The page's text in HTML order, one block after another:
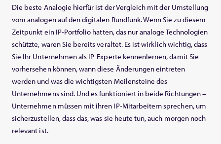
Die beste Analogie hierfür ist der Vergleich mit der Umstellung
vom analogen auf den digitalen Rundfunk. Wenn Sie zu diesem
Zeitpunkt ein IP-Portfolio hatten, das nur analoge Technologien
schützte, waren Sie bereits veraltet. Es ist wirklich wichtig, dass
Sie Ihr Unternehmen als IP-Experte kennenlernen, damit Sie
vorhersehen können, wann diese Änderungen eintreten
werden und was die wichtigsten Meilensteine des
Unternehmens sind. Und es funktioniert in beide Richtungen –
Unternehmen müssen mit ihren IP-Mitarbeitern sprechen, um
sicherzustellen, dass das, was sie heute tun, auch morgen noch
relevant ist.